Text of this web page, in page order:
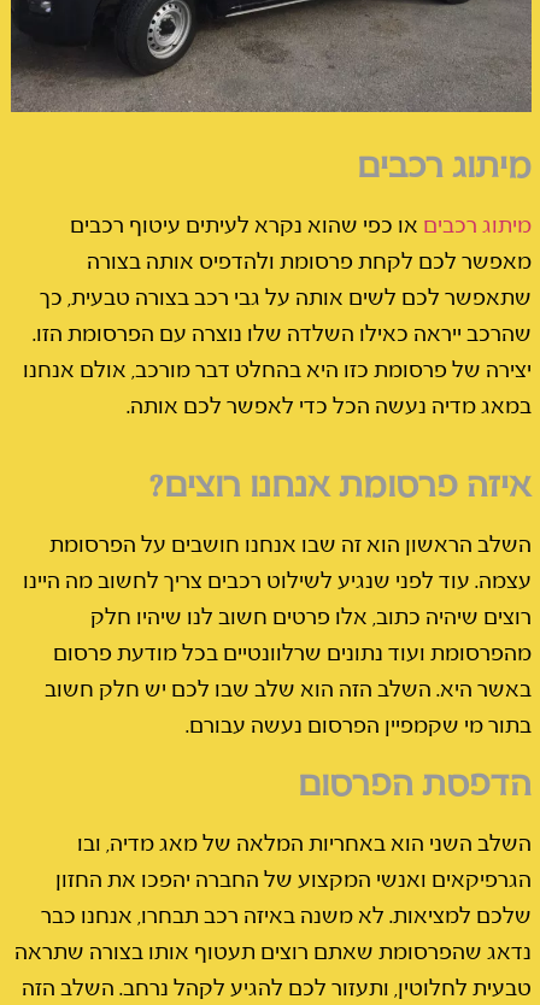
מיתוג רכבים
מיתוג רכבים או כפי שהוא נקרא לעיתים עיטוף רכבים
מאפשר לכם לקחת פרסומת ולהדפיס אותה בצורה
שתאפשר לכם לשים אותה על גבי רכב בצורה טבעית, כך
שהרכב ייראה כאילו השלדה שלו נוצרה עם הפרסומת הזו.
יצירה של פרסומת כזו היא בהחלט דבר מורכב, אולם אנחנו
במאג מדיה נעשה הכל כדי לאפשר לכם אותה.
איזה פרסומת אנחנו רוצים?
השלב הראשון הוא זה שבו אנחנו חושבים על הפרסומת
עצמה. עוד לפני שנגיע לשילוט רכבים צריך לחשוב מה היינו
רוצים שיהיה כתוב, אלו פרטים חשוב לנו שיהיו חלק
מהפרסומת ועוד נתונים שרלוונטיים בכל מודעת פרסום
באשר היא. השלב הזה הוא שלב שבו לכם יש חלק חשוב
בתור מי שקמפיין הפרסום נעשה עבורם.
הדפסת הפרסום
השלב השני הוא באחריות המלאה של מאג מדיה, ובו
הגרפיקאים ואנשי המקצוע של החברה יהפכו את החזון
שלכם למציאות. לא משנה באיזה רכב תבחרו, אנחנו כבר
נדאג שהפרסומת שאתם רוצים תעטוף אותו בצורה שתראה
טבעית לחלוטין, ותעזור לכם להגיע לקהל נרחב. השלב הזה